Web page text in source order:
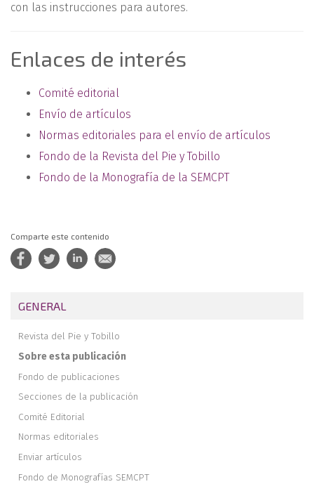
con las instrucciones para autores.
Enlaces de interés
Comité editorial
Envío de artículos
Normas editoriales para el envío de artículos
Fondo de la Revista del Pie y Tobillo
Fondo de la Monografía de la SEMCPT
Comparte este contenido
GENERAL
Revista del Pie y Tobillo
Sobre esta publicación
Fondo de publicaciones
Secciones de la publicación
Comité Editorial
Normas editoriales
Enviar artículos
Fondo de Monografías SEMCPT